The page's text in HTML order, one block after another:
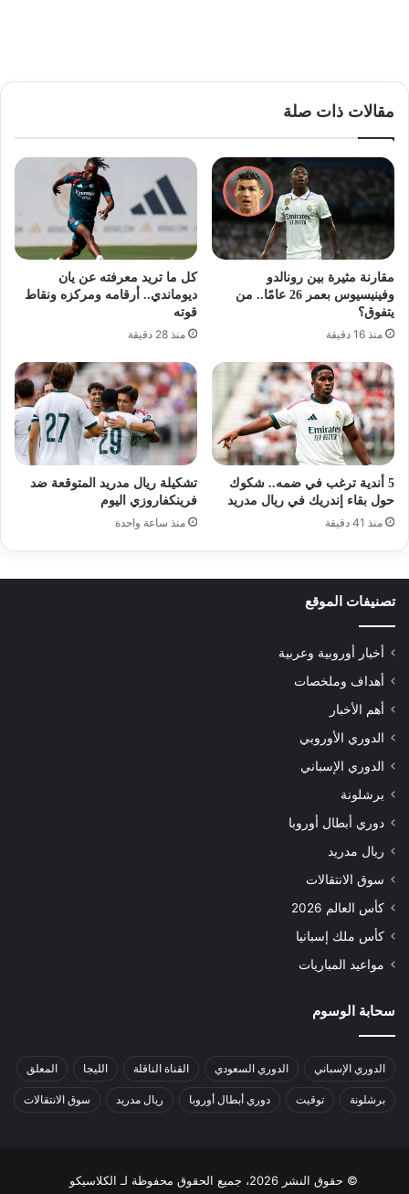
مقالات ذات صلة
مقارنة مثيرة بين رونالدو
وفينيسيوس بعمر 26 عامًا.. من
يتفوق؟
منذ 16 دقيقة
كل ما تريد معرفته عن يان
ديوماندي.. أرقامه ومركزه ونقاط
قوته
منذ 28 دقيقة
5 أندية ترغب في ضمه.. شكوك
حول بقاء إندريك في ريال مدريد
منذ 41 دقيقة
تشكيلة ريال مدريد المتوقعة ضد
فرينكفاروزي اليوم
منذ ساعة واحدة
تصنيفات الموقع
أخبار أوروبية وعربية
أهداف وملخصات
أهم الأخبار
الدوري الأوروبي
الدوري الإسباني
برشلونة
دوري أبطال أوروبا
ريال مدريد
سوق الانتقالات
كأس العالم 2026
كأس ملك إسبانيا
مواعيد المباريات
سحابة الوسوم
الدوري الإسباني الدوري السعودي القناة الناقلة الليجا المعلق
برشلونة توقيت دوري أبطال أوروبا ريال مدريد سوق الانتقالات
© حقوق النشر 2026، جميع الحقوق محفوظة لـ الكلاسيكو